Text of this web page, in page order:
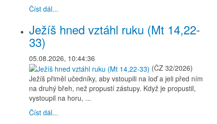
Číst dál...
Ježíš hned vztáhl ruku (Mt 14,22-
33)
05.08.2026, 10:44:36
(ČZ 32/2026)
Ježíš přiměl učedníky, aby vstoupili na loď a jeli před ním
na druhý břeh, než propustí zástupy. Když je propustil,
vystoupil na horu, ...
Číst dál...